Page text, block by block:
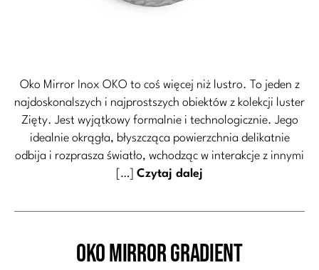
Oko Mirror Inox OKO to coś więcej niż lustro. To jeden z
najdoskonalszych i najprostszych obiektów z kolekcji luster
Zięty. Jest wyjątkowy formalnie i technologicznie. Jego
idealnie okrągła, błyszcząca powierzchnia delikatnie
odbija i rozprasza światło, wchodząc w interakcje z innymi
[…] Czytaj dalej
Kategorie
OKO Mirror Gradient